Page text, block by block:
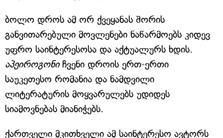
ბოლო დროს ამ ორ ქვეყანას შორის
განვითარებული მოვლენები ნაწარმოებს კიდევ
უფრო საინტერესოსა და აქტუალურს ხდის.
აპეიროგონიჩვენი დროის ერთ-ერთი
საუკეთესო რომანია და ნამდვილი
ლიტერატურის მოყვარულებს უდიდეს
სიამოვნებას მიანიჭებს.
ქართველი მკითხველი ამ საინტერესო ავტორს